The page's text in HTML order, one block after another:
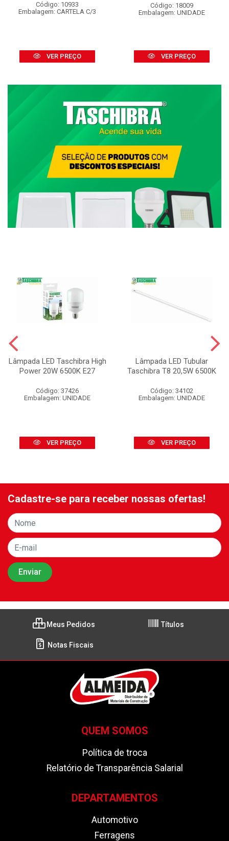
Código: 10933
Embalagem: CARTELA C/3
VER PREÇO
Código: 18009
Embalagem: UNIDADE
VER PREÇO
Lâmpada LED Taschibra High
Power 20W 6500K E27
Código: 37426
Embalagem: UNIDADE
VER PREÇO
Lâmpada LED Tubular
Taschibra T8 20,5W 6500K
Código: 34102
Embalagem: UNIDADE
VER PREÇO
Cadastre-se para receber nossas ofertas!
Meus Pedidos Títulos
Notas Fiscais
QUEM SOMOS
Política de troca
Relatório de Transparência Salarial
DEPARTAMENTOS
Automotivo
Ferragens